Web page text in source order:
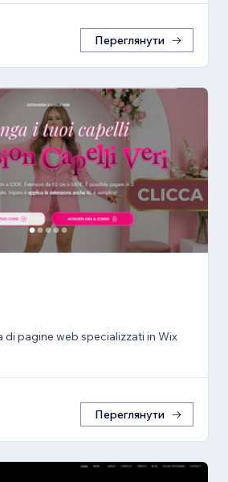
Переглянути
pagine web specializzati in Wix
Переглянути